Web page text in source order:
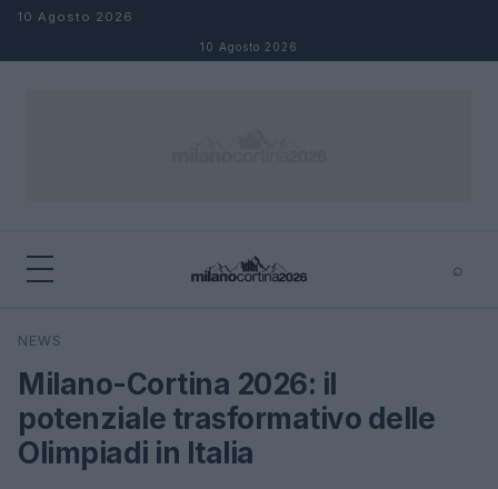
Salta al contenuto
10 Agosto 2026
10 Agosto 2026
⌕
Cerca
NEWS
Milano-Cortina 2026: il
potenziale trasformativo delle
Olimpiadi in Italia